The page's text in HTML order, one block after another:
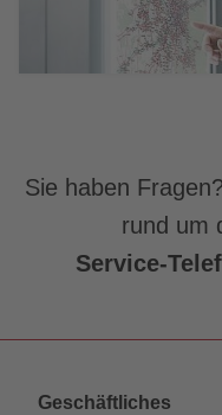
Sie haben
rund um
Service-
Geschäftliches